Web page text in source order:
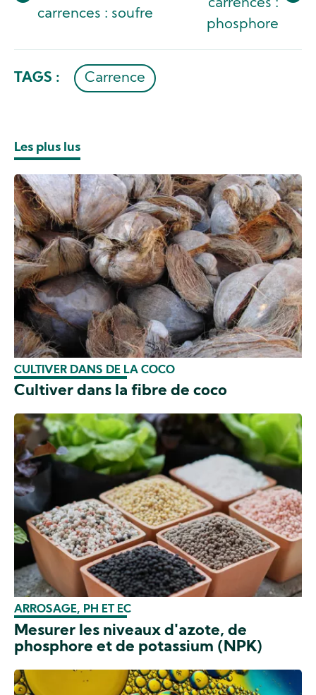
carrences : soufre
carrences :
phosphore
TAGS : Carrence
Les plus lus
CULTIVER DANS DE LA COCO
Cultiver dans la fibre de coco
ARROSAGE, PH ET EC
Mesurer les niveaux d'azote, de
phosphore et de potassium (NPK)